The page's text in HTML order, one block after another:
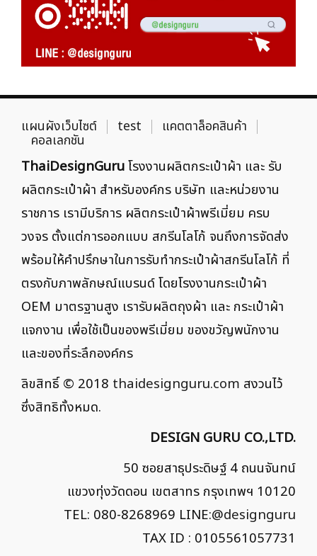
แผนผังเว็บไซต์ test แคตตาล็อคสินค้า
คอลเลกชัน
ThaiDesignGuruโรงงานผลิตกระเป๋าผ้า และ รับ
ผลิตกระเป๋าผ้า สำหรับองค์กร บริษัท และหน่วยงาน
ราชการ เรามีบริการ ผลิตกระเป๋าผ้าพรีเมี่ยม ครบ
วงจร ตั้งแต่การออกแบบ สกรีนโลโก้ จนถึงการจัดส่ง
พร้อมให้คำปรึกษาในการรับทำกระเป๋าผ้าสกรีนโลโก้ ที่
ตรงกับภาพลักษณ์แบรนด์ โดยโรงงานกระเป๋าผ้า
OEM มาตรฐานสูง เรารับผลิตถุงผ้า และ กระเป๋าผ้า
แจกงาน เพื่อใช้เป็นของพรีเมี่ยม ของขวัญพนักงาน
และของที่ระลึกองค์กร
ลิขสิทธิ์ © 2018 thaidesignguru.com สงวนไว้
ซึ่งสิทธิทั้งหมด.
DESIGN GURU CO.,LTD.
50 ซอยสาธุประดิษฐ์ 4 ถนนจันทน์
แขวงทุ่งวัดดอน เขตสาทร กรุงเทพฯ 10120
TEL: 080-8268969 LINE:@designguru
TAX ID : 0105561057731